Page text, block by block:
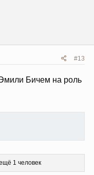
#13
Бичем на роль
1 человек